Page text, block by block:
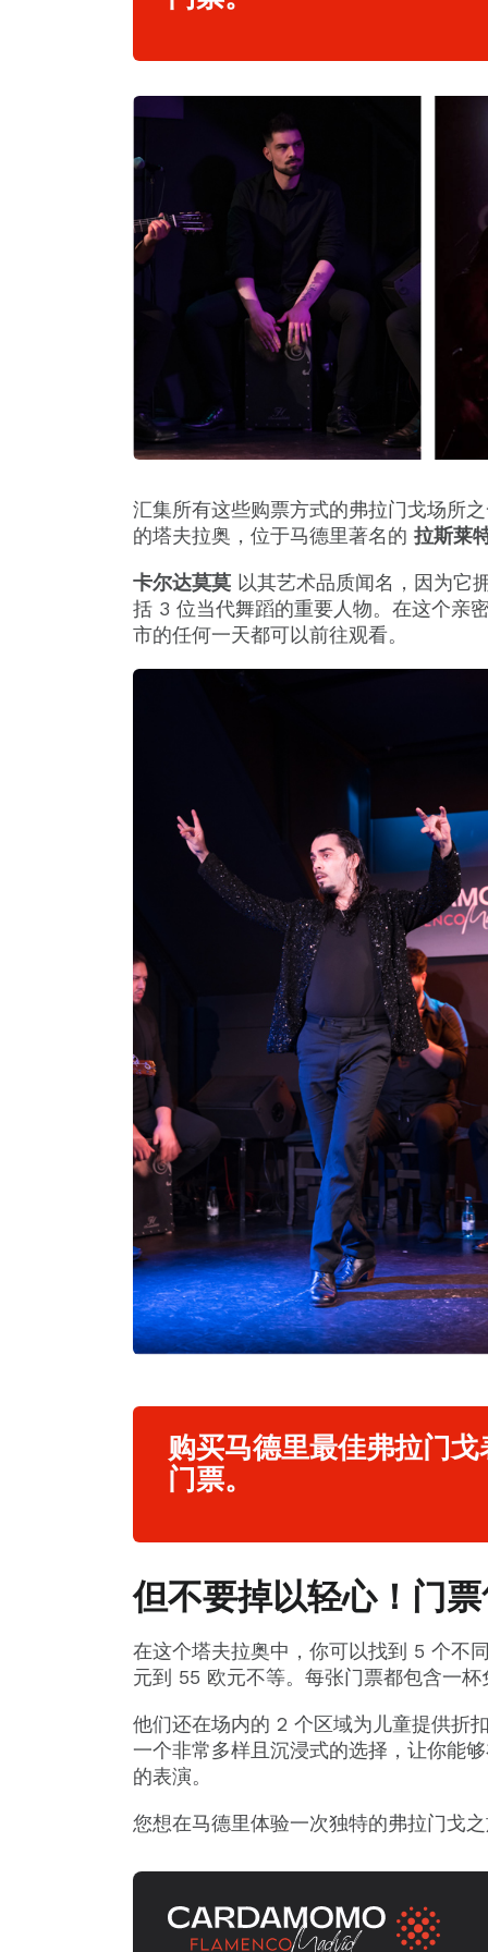
汇集所有这些购票方式的弗拉门戈场所
的塔夫拉奥，位于马德里著名的 拉斯莱
卡尔达莫莫 以其艺术品质闻名，因为
括 3 位当代舞蹈的重要人物。在这个亲
市的任何一天都可以前往观看。
购买马德里最佳弗拉门戈
门票。
但不要掉以轻心！门
在这个塔夫拉奥中，你可以找到 5 个不
元到 55 欧元不等。每张门票都包含一杯
他们还在场内的 2 个区域为儿童提供折
一个非常多样且沉浸式的选择，让你能
的表演。
您想在马德里体验一次独特的弗拉门戈